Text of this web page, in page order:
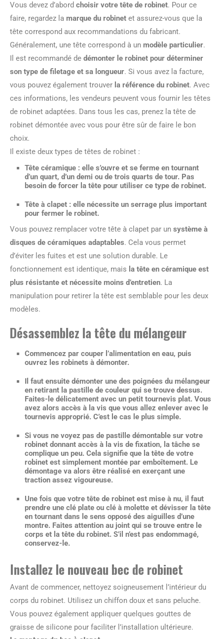
Vous devez d’abord choisir votre tête de robinet. Pour ce
faire, regardez la marque du robinet et assurez-vous que la
tête correspond aux recommandations du fabricant.
Généralement, une tête correspond à un modèle particulier.
Il est recommandé de démonter le robinet pour déterminer
son type de filetage et sa longueur. Si vous avez la facture,
vous pouvez également trouver la référence du robinet. Avec
ces informations, les vendeurs peuvent vous fournir les têtes
de robinet adaptées. Dans tous les cas, prenez la tête de
robinet démontée avec vous pour être sûr de faire le bon
choix.
Il existe deux types de têtes de robinet :
Tête céramique : elle s’ouvre et se ferme en tournant
d’un quart, d’un demi ou de trois quarts de tour. Pas
besoin de forcer la tête pour utiliser ce type de robinet.
Tête à clapet : elle nécessite un serrage plus important
pour fermer le robinet.
Vous pouvez remplacer votre tête à clapet par un système à
disques de céramiques adaptables. Cela vous permet
d’éviter les fuites et est une solution durable. Le
fonctionnement est identique, mais la tête en céramique est
plus résistante et nécessite moins d’entretien. La
manipulation pour retirer la tête est semblable pour les deux
modèles.
Désassemblez la tête du mélangeur
Commencez par couper l’alimentation en eau, puis
ouvrez les robinets à démonter.
Il faut ensuite démonter une des poignées du mélangeur
en retirant la pastille de couleur qui se trouve dessus.
Faites-le délicatement avec un petit tournevis plat. Vous
avez alors accès à la vis que vous allez enlever avec le
tournevis approprié. C’est le cas le plus simple.
Si vous ne voyez pas de pastille démontable sur votre
robinet donnant accès à la vis de fixation, la tâche se
complique un peu. Cela signifie que la tête de votre
robinet est simplement montée par emboîtement. Le
démontage va alors être réalisé en exerçant une
traction assez vigoureuse.
Une fois que votre tête de robinet est mise à nu, il faut
prendre une clé plate ou clé à molette et dévisser la tête
en tournant dans le sens opposé des aiguilles d’une
montre. Faites attention au joint qui se trouve entre le
corps et la tête du robinet. S’il n’est pas endommagé,
conservez-le.
Installez le nouveau bec de robinet
Avant de commencer, nettoyez soigneusement l’intérieur du
corps du robinet. Utilisez un chiffon doux et sans peluche.
Vous pouvez également appliquer quelques gouttes de
graisse de silicone pour faciliter l’installation ultérieure.